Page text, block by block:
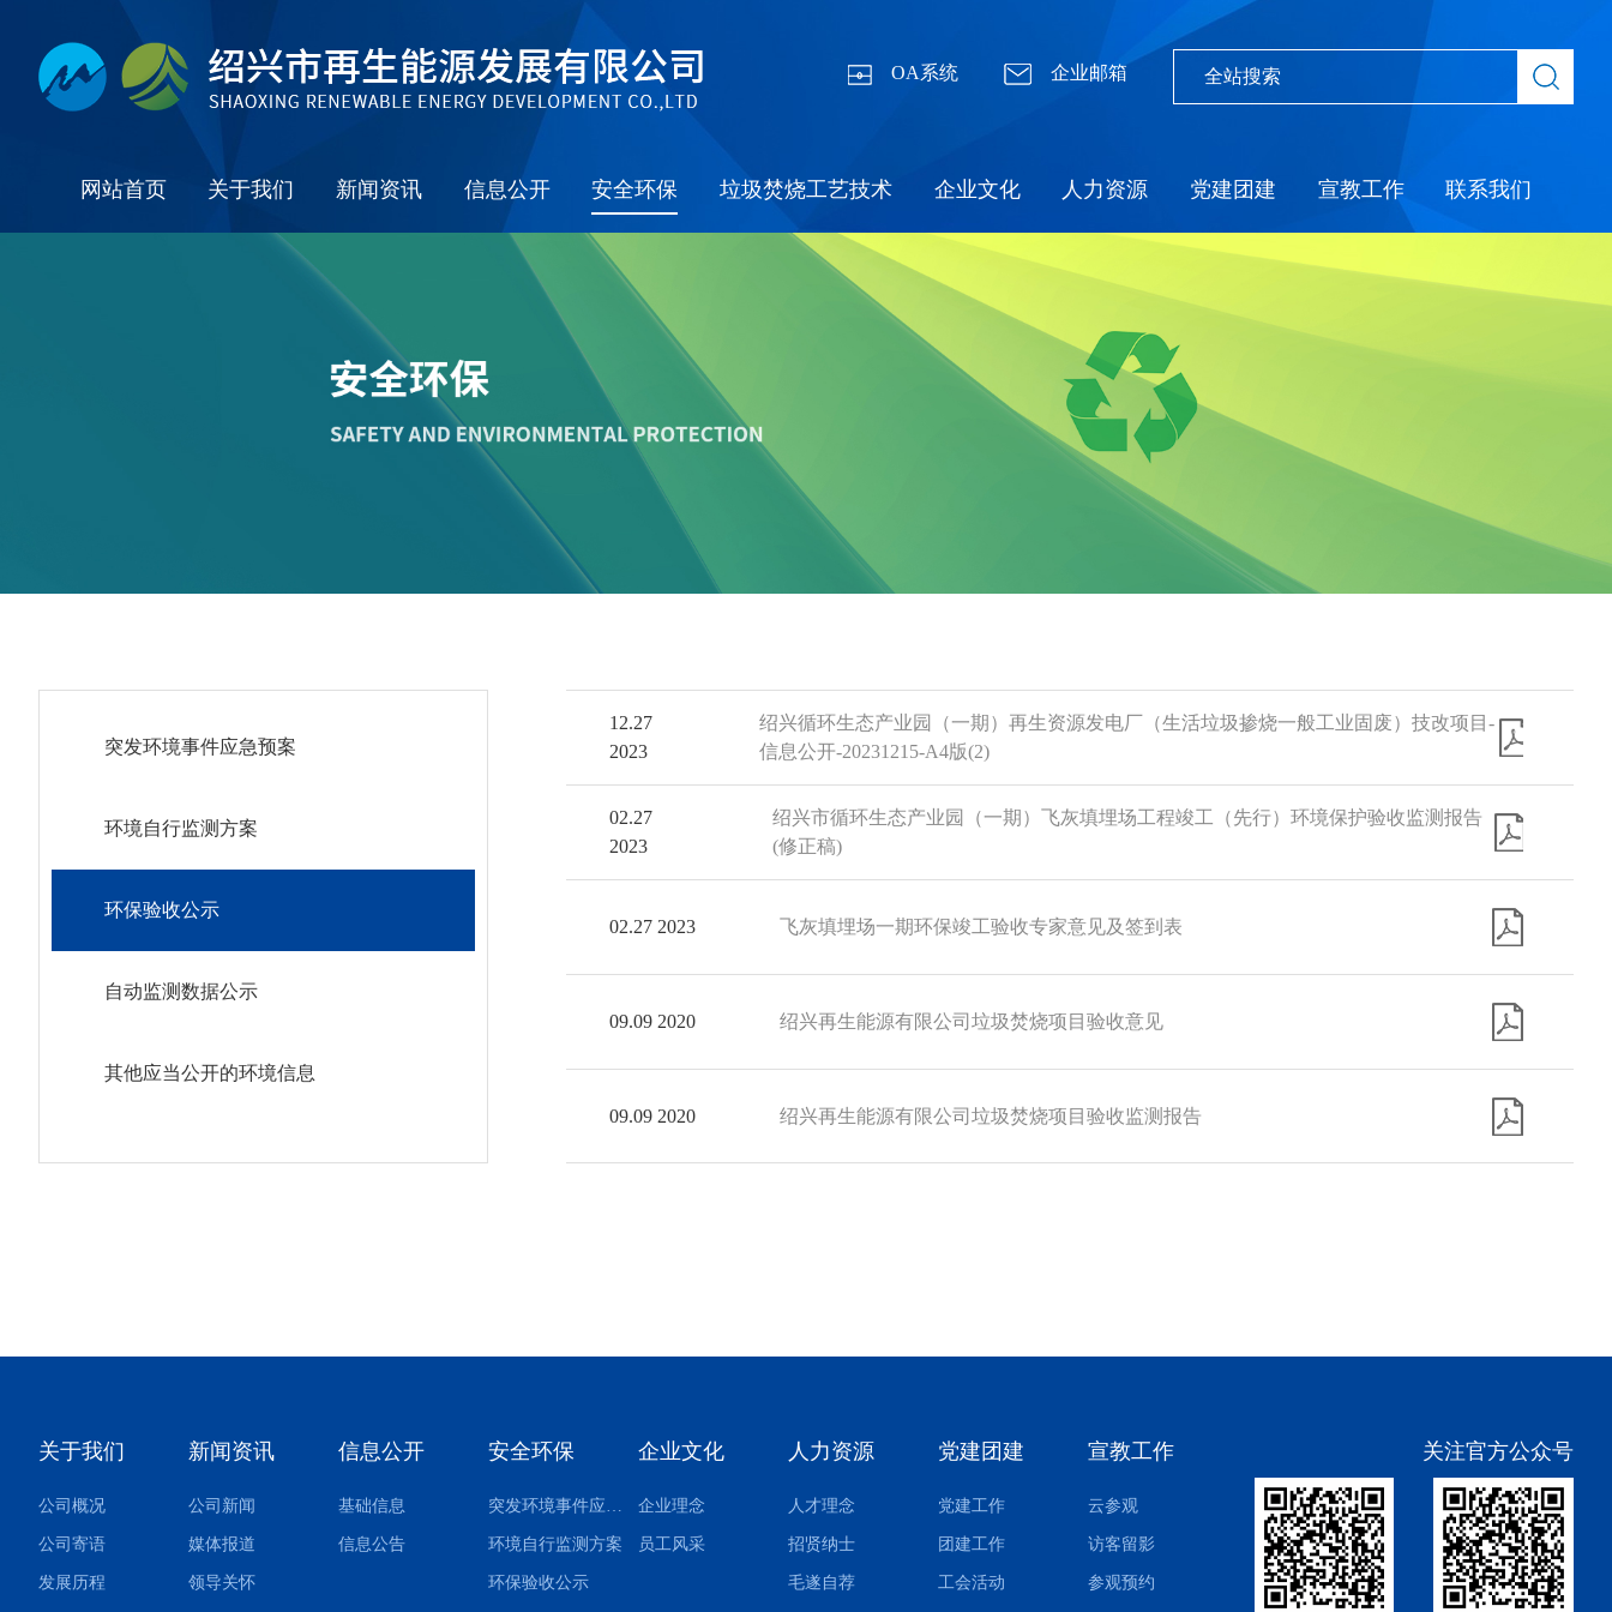
OA系统 企业邮箱
网站首页 关于我们 新闻资讯 信息公开 安全环保 垃圾焚烧工艺技术 企业文化 人力资源 党建团建 宣教工作 联系我们
突发环境事件应急预案
环境自行监测方案
环保验收公示
自动监测数据公示
其他应当公开的环境信息
12.27
2023
绍兴循环生态产业园（一期）再生资源发电厂（生活垃圾掺烧一般工业固废）技改项目-
信息公开-20231215-A4版(2)
02.27
2023
绍兴市循环生态产业园（一期）飞灰填埋场工程竣工（先行）环境保护验收监测报告
(修正稿)
02.27 2023 飞灰填埋场一期环保竣工验收专家意见及签到表
09.09 2020 绍兴再生能源有限公司垃圾焚烧项目验收意见
09.09 2020 绍兴再生能源有限公司垃圾焚烧项目验收监测报告
关于我们
公司概况
公司寄语
发展历程
新闻资讯
公司新闻
媒体报道
领导关怀
信息公开
基础信息
信息公告
安全环保
突发环境事件应急预案
环境自行监测方案
环保验收公示
企业文化
企业理念
员工风采
人力资源
人才理念
招贤纳士
毛遂自荐
党建团建
党建工作
团建工作
工会活动
宣教工作
云参观
访客留影
参观预约
关注官方公众号